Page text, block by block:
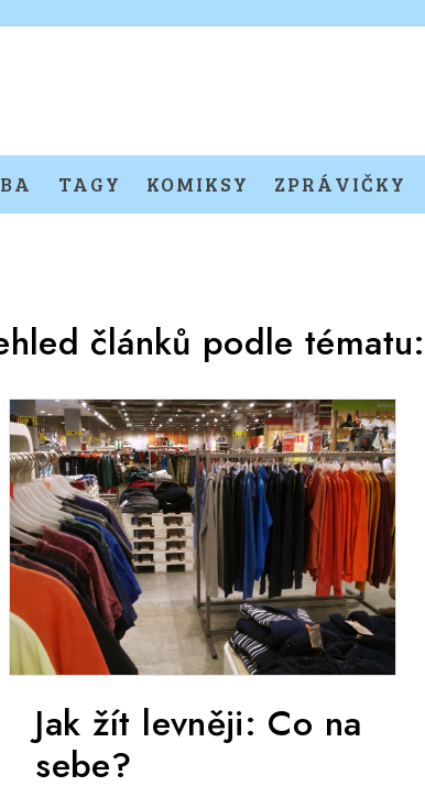
TAGY KOMIKSY ZPRÁVIČKY
článků podle tématu:
Jak žít levněji: Co na
sebe?